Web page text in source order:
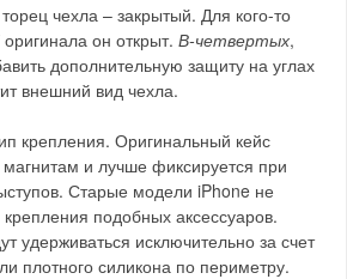
чехла – закрытый. Для кого-то
он открыт.В-четвертых,
дополнительную защиту на углах
внешний вид чехла.
крепления. Оригинальный кейс
и лучше фиксируется при
Старые модели iPhone не
подобных аксессуаров.
удерживаться исключительно за счет
плотного силикона по периметру.